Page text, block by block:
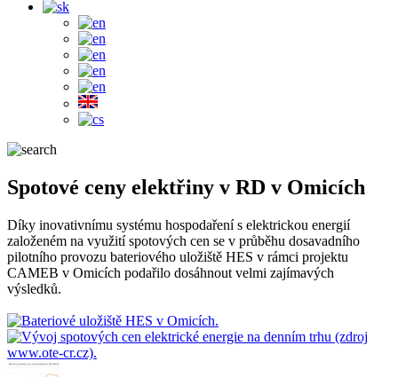
Spotové ceny elektřiny v RD v Omicích
Díky inovativnímu systému hospodaření s elektrickou energií
založeném na využití spotových cen se v průběhu dosavadního
pilotního provozu bateriového uložiště HES v rámci projektu
CAMEB v Omicích podařilo dosáhnout velmi zajímavých
výsledků.